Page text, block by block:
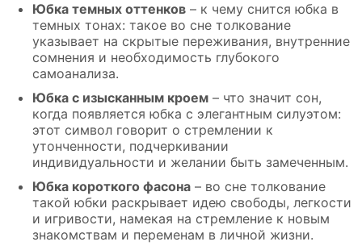
Юбка темных оттенков – к чему снится юбка в
темных тонах: такое во сне толкование
указывает на скрытые переживания, внутренние
сомнения и необходимость глубокого
самоанализа.
Юбка с изысканным кроем – что значит сон,
когда появляется юбка с элегантным силуэтом:
этот символ говорит о стремлении к
утонченности, подчеркивании
индивидуальности и желании быть замеченным.
Юбка короткого фасона – во сне толкование
такой юбки раскрывает идею свободы, легкости
и игривости, намекая на стремление к новым
знакомствам и переменам в личной жизни.